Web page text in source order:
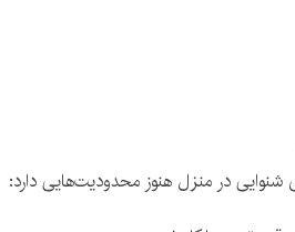
در منزل هنوز محدودیت‌هایی دارد: